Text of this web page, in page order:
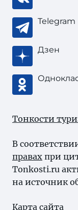
Telegram
Дзен
Тонкости
В
правах при
Tonkosti.ru
на источник
Карта сайта